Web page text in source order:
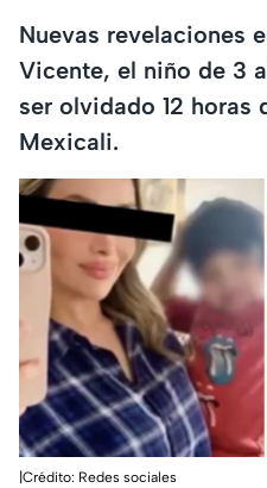
Nuevas revelaciones
Vicente, el niño de 3
ser olvidado 12 horas
Mexicali.
|Crédito: Redes sociales